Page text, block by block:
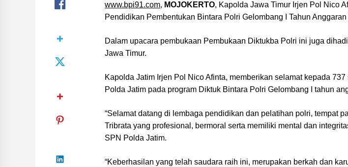
www.bpi91.com, MOJOKERTO, Kapolda Jawa Timur Irjen Pol Nico
Pendidikan Pembentukan Bintara Polri Gelombang I Tahun
Dalam upacara pembukaan Pembukaan Diktukba Polri ini juga
Jawa Timur.
Kapolda Jatim Irjen Pol Nico Afinta, memberikan selamat kepada
Polda Jatim pada program Diktuk Bintara Polri Gelombang I tahun
“Selamat datang di lembaga pendidikan dan pelatihan polri, tempat
Tribrata yang profesional, bermoral serta memiliki mental dan
SPN Polda Jatim.
“Keberhasilan yang telah saudara raih ini, merupakan berkah dan